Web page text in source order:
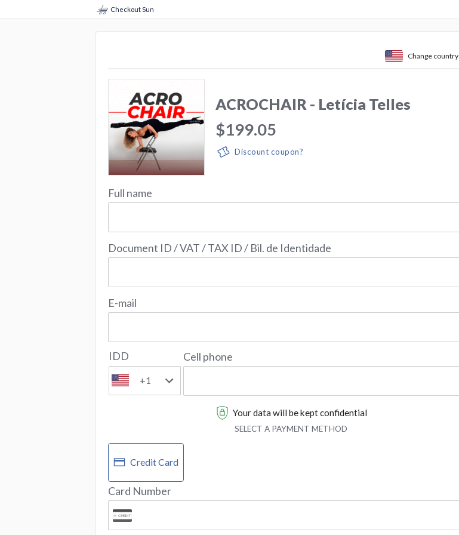
Checkout Sun
Change country
ACROCHAIR - Letícia Telles
$199.05
Discount coupon?
Full name
Document ID / VAT / TAX ID / Bil. de Identidade
E-mail
IDD
+1
Cell phone
Your data will be kept confidential
SELECT A PAYMENT METHOD
Credit Card
Card Number